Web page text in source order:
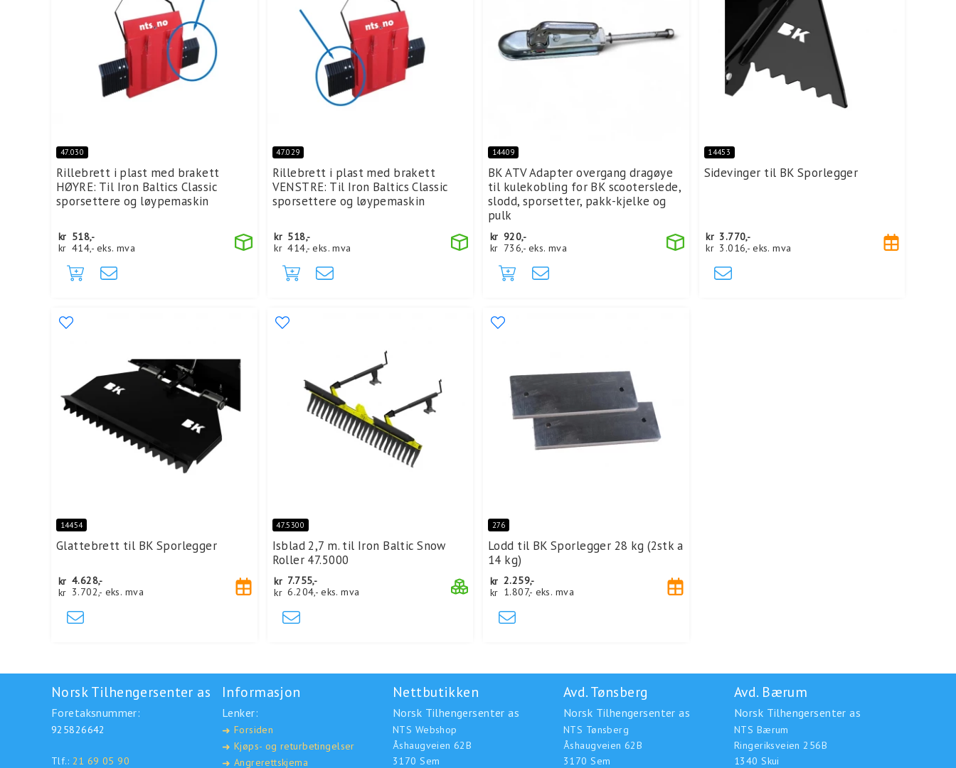
47.030
Rillebrett i plast med brakett
HØYRE: Til Iron Baltics Classic
sporsettere og løypemaskin
kr 518,-
kr 414,- eks. mva
47.029
Rillebrett i plast med brakett
VENSTRE: Til Iron Baltics Classic
sporsettere og løypemaskin
kr 518,-
kr 414,- eks. mva
14409
BK ATV Adapter overgang dragøye
til kulekobling for BK scooterslede,
slodd, sporsetter, pakk-kjelke og
pulk
kr 920,-
kr 736,- eks. mva
14453
Sidevinger til BK Sporlegger
kr 3.770,-
kr 3.016,- eks. mva
14454
Glattebrett til BK Sporlegger
kr 4.628,-
kr 3.702,- eks. mva
47.5300
Isblad 2,7 m. til Iron Baltic Snow
Roller 47.5000
kr 7.755,-
kr 6.204,- eks. mva
276
Lodd til BK Sporlegger 28 kg (2stk a
14 kg)
kr 2.259,-
kr 1.807,- eks. mva
Norsk Tilhengersenter as
Foretaksnummer:
925826642
Tlf.: 21 69 05 90
Informasjon
Lenker:
➜ Forsiden
➜ Kjøps- og returbetingelser
➜ Angrerettskjema
Nettbutikken
Norsk Tilhengersenter as
NTS Webshop
Åshaugveien 62B
3170 Sem
Avd. Tønsberg
Norsk Tilhengersenter as
NTS Tønsberg
Åshaugveien 62B
3170 Sem
Avd. Bærum
Norsk Tilhengersenter as
NTS Bærum
Ringeriksveien 256B
1340 Skui